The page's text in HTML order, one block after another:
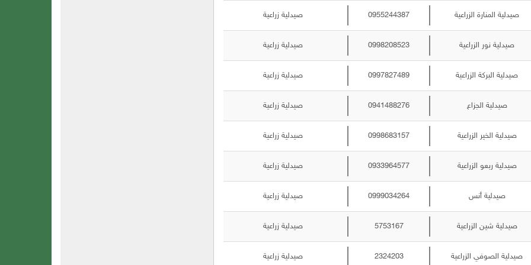
صيدلية المنارة الزراعية 0955244387 صيدلية زراعية
صيدلية نور الزراعية 0998208523 صيدلية زراعية
صيدلية البركة الزراعية 0997827489 صيدلية زراعية
صيدلية الجزاع 0941488276 صيدلية زراعية
صيدلية الخير الزراعية 0998683157 صيدلية زراعية
صيدلية ربعو الزراعية 0933964577 صيدلية زراعية
صيدلية أنس 0999034264 صيدلية زراعية
صيدلية شين الزراعية 5753167 صيدلية زراعية
صيدلية الصوفي الزراعية 2324203 صيدلية زراعية